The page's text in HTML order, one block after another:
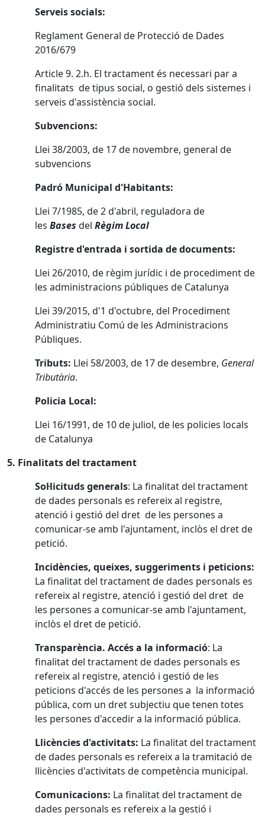
Serveis socials:
Reglament General de Protecció de Dades
2016/679
Article 9. 2.h. El tractament és necessari par a
finalitats de tipus social, o gestió dels sistemes i
serveis d'assistència social.
Subvencions:
Llei 38/2003, de 17 de novembre, general de
subvencions
Padró Municipal d'Habitants:
Llei 7/1985, de 2 d'abril, reguladora de
lesBases delRègim Local
Registre d'entrada i sortida de documents:
Llei 26/2010, de règim jurídic i de procediment de
les administracions públiques de Catalunya
Llei 39/2015, d'1 d'octubre, del Procediment
Administratiu Comú de les Administracions
Públiques.
Tributs: Llei 58/2003, de 17 de desembre, General
Tributària.
Policia Local:
Llei 16/1991, de 10 de juliol, de les policies locals
de Catalunya
5. Finalitats del tractament
Sol·licituds generals: La finalitat del tractament
de dades personals es refereix al registre,
atenció i gestió del dret de les persones a
comunicar-se amb l'ajuntament, inclòs el dret de
petició.
Incidències, queixes, suggeriments i peticions:
La finalitat del tractament de dades personals es
refereix al registre, atenció i gestió del dret de
les persones a comunicar-se amb l'ajuntament,
inclòs el dret de petició.
Transparència. Accés a la informació: La
finalitat del tractament de dades personals es
refereix al registre, atenció i gestió de les
peticions d'accés de les persones a la informació
pública, com un dret subjectiu que tenen totes
les persones d'accedir a la informació pública.
Llicències d'activitats: La finalitat del tractament
de dades personals es refereix a la tramitació de
llicències d'activitats de competència municipal.
Comunicacions: La finalitat del tractament de
dades personals es refereix a la gestió i